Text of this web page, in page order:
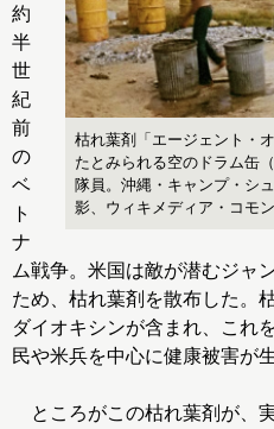
枯れ葉剤「エージェント・
たとみられる空のドラム缶
隊員。沖縄・キャンプ・シ
影、ウィキメディア・コモン
約
半
世
紀
前
の
ベ
ト
ナ
ム戦争。米国は敵が潜むジャ
ため、枯れ葉剤を散布した。
ダイオキシンが含まれ、これ
民や米兵を中心に健康被害が
ところがこの枯れ葉剤が、